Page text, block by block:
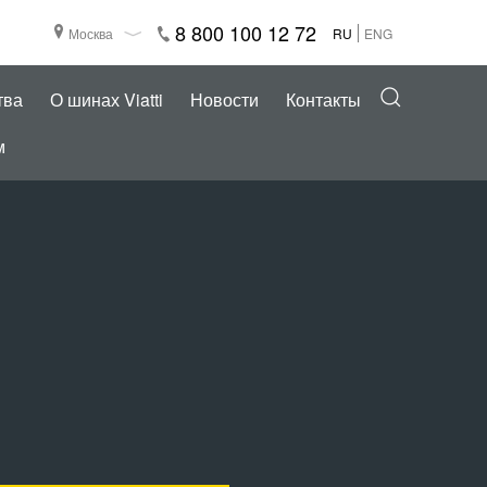
Москва 8 800 100 12 72 RU ENG
О шинах Viatti Новости
Контакты